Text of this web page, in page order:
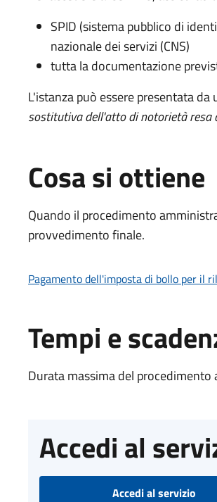
SPID (sistema pubblico di
nazionale dei servizi (CNS)
tutta la documentazione
L'istanza può essere presentata
sostitutiva dell'atto di notorietà resa
Cosa si ottiene
Quando il procedimento
provvedimento finale.
Pagamento dell'imposta di bollo per il
Tempi e
Durata massima del
Accedi al
Accedi al servizio